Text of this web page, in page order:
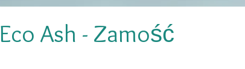
Eco Ash - Zamość